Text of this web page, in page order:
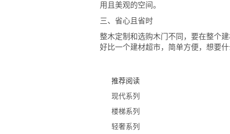
用且美观的空间。
三、省心且省时
整木定制和选购木门不同，要在整个
好比一个建材超市，简单方便，想要
推荐阅读
现代系列
楼梯系列
轻奢系列